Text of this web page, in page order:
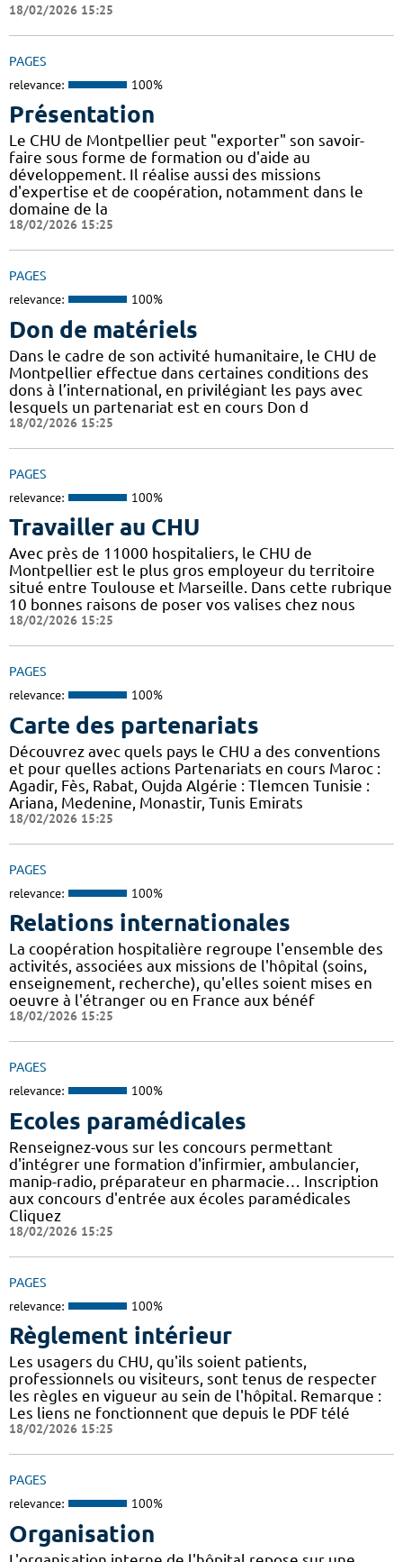
18/02/2026 15:25
PAGES
relevance: 100%
Présentation
Le CHU de Montpellier peut "exporter" son savoir-
faire sous forme de formation ou d'aide au
développement. Il réalise aussi des missions
d'expertise et de coopération, notamment dans le
domaine de la
18/02/2026 15:25
PAGES
relevance: 100%
Don de matériels
Dans le cadre de son activité humanitaire, le CHU de
Montpellier effectue dans certaines conditions des
dons à l’international, en privilégiant les pays avec
lesquels un partenariat est en cours Don d
18/02/2026 15:25
PAGES
relevance: 100%
Travailler au CHU
Avec près de 11000 hospitaliers, le CHU de
Montpellier est le plus gros employeur du territoire
situé entre Toulouse et Marseille. Dans cette rubrique
10 bonnes raisons de poser vos valises chez nous
18/02/2026 15:25
PAGES
relevance: 100%
Carte des partenariats
Découvrez avec quels pays le CHU a des conventions
et pour quelles actions Partenariats en cours Maroc :
Agadir, Fès, Rabat, Oujda Algérie : Tlemcen Tunisie :
Ariana, Medenine, Monastir, Tunis Emirats
18/02/2026 15:25
PAGES
relevance: 100%
Relations internationales
La coopération hospitalière regroupe l'ensemble des
activités, associées aux missions de l'hôpital (soins,
enseignement, recherche), qu'elles soient mises en
oeuvre à l'étranger ou en France aux bénéf
18/02/2026 15:25
PAGES
relevance: 100%
Ecoles paramédicales
Renseignez-vous sur les concours permettant
d'intégrer une formation d'infirmier, ambulancier,
manip-radio, préparateur en pharmacie… Inscription
aux concours d'entrée aux écoles paramédicales
Cliquez
18/02/2026 15:25
PAGES
relevance: 100%
Règlement intérieur
Les usagers du CHU, qu'ils soient patients,
professionnels ou visiteurs, sont tenus de respecter
les règles en vigueur au sein de l'hôpital. Remarque :
Les liens ne fonctionnent que depuis le PDF télé
18/02/2026 15:25
PAGES
relevance: 100%
Organisation